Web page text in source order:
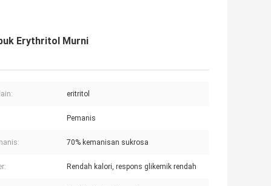
Erythritol Murni
eritritol
Pemanis
70% kemanisan sukrosa
Rendah kalori, respons glikemik rendah